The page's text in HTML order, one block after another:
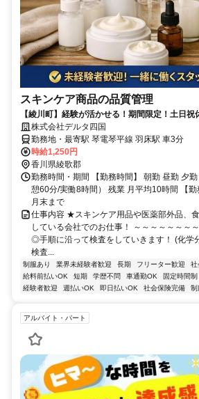
スキンケア商品の品質管理
【綾川町】経験が活かせる！期間限定！土日
いOK！
株式会社デルタ四国
勤務地・最寄駅 琴電琴平線 羽床駅 車3分
時給1,250円
香川県綾歌郡
勤務時間・期間 【勤務時間】 朝勤 昼勤 夕
憩60分/実働8時間） 残業 月平均10時間 【
月末まで
仕事内容 ★スキンケア用品や医薬部外品、
している会社でのお仕事！ ～～～～～～～
◎手順に沿って検査をしていきます！ (化学
検査...
制服あり 業界未経験者歓迎 長期 フリーター歓迎 社
給料前払いOK
短期 学歴不問 車通勤OK 固定時間制
経験者歓迎
週払いOK 即日払いOK 社会保険完備 制
アルバイト・パート